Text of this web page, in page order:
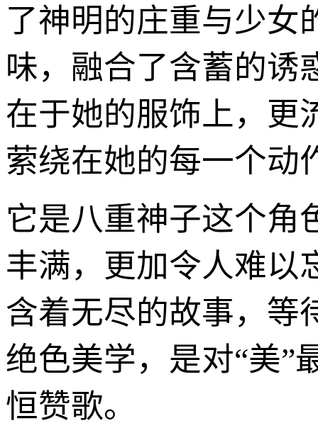
了神明的庄重与少女
味，融合了含蓄的诱
在于她的服饰上，更
萦绕在她的每一个动
它是八重神子这个角
丰满，更加令人难以
含着无尽的故事，等
绝色美学，是对“美”
恒赞歌。